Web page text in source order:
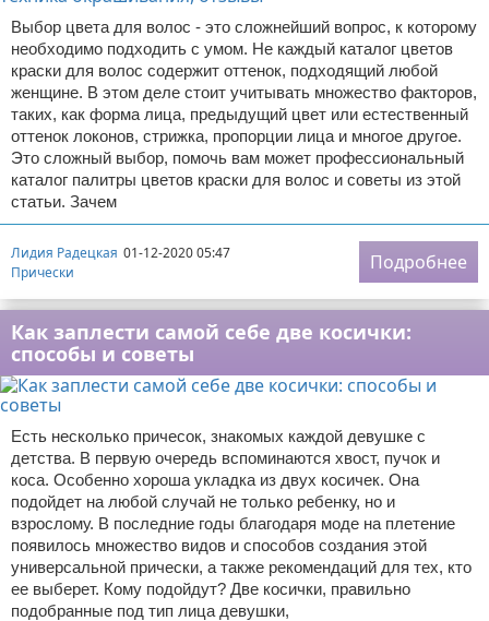
Выбор цвета для волос - это сложнейший вопрос, к которому
необходимо подходить с умом. Не каждый каталог цветов
краски для волос содержит оттенок, подходящий любой
женщине. В этом деле стоит учитывать множество факторов,
таких, как форма лица, предыдущий цвет или естественный
оттенок локонов, стрижка, пропорции лица и многое другое.
Это сложный выбор, помочь вам может профессиональный
каталог палитры цветов краски для волос и советы из этой
статьи. Зачем
Лидия Радецкая 01-12-2020 05:47
Прически
Подробнее
Как заплести самой себе две косички:
способы и советы
Есть несколько причесок, знакомых каждой девушке с
детства. В первую очередь вспоминаются хвост, пучок и
коса. Особенно хороша укладка из двух косичек. Она
подойдет на любой случай не только ребенку, но и
взрослому. В последние годы благодаря моде на плетение
появилось множество видов и способов создания этой
универсальной прически, а также рекомендаций для тех, кто
ее выберет. Кому подойдут? Две косички, правильно
подобранные под тип лица девушки,